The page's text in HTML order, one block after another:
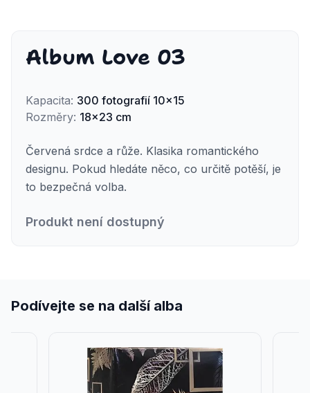
Album Love 03
Kapacita: 300 fotografií 10x15
Rozměry: 18x23 cm
Červená srdce a růže. Klasika romantického
designu. Pokud hledáte něco, co určitě potěší, je
to bezpečná volba.
Produkt není dostupný
Podívejte se na další alba